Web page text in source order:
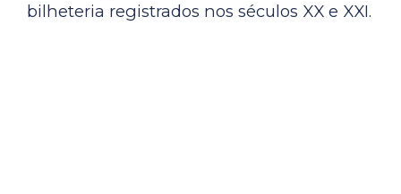
bilheteria registrados nos séculos XX e XXI.